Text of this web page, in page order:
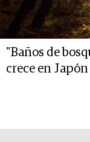
"Baños de
crece en